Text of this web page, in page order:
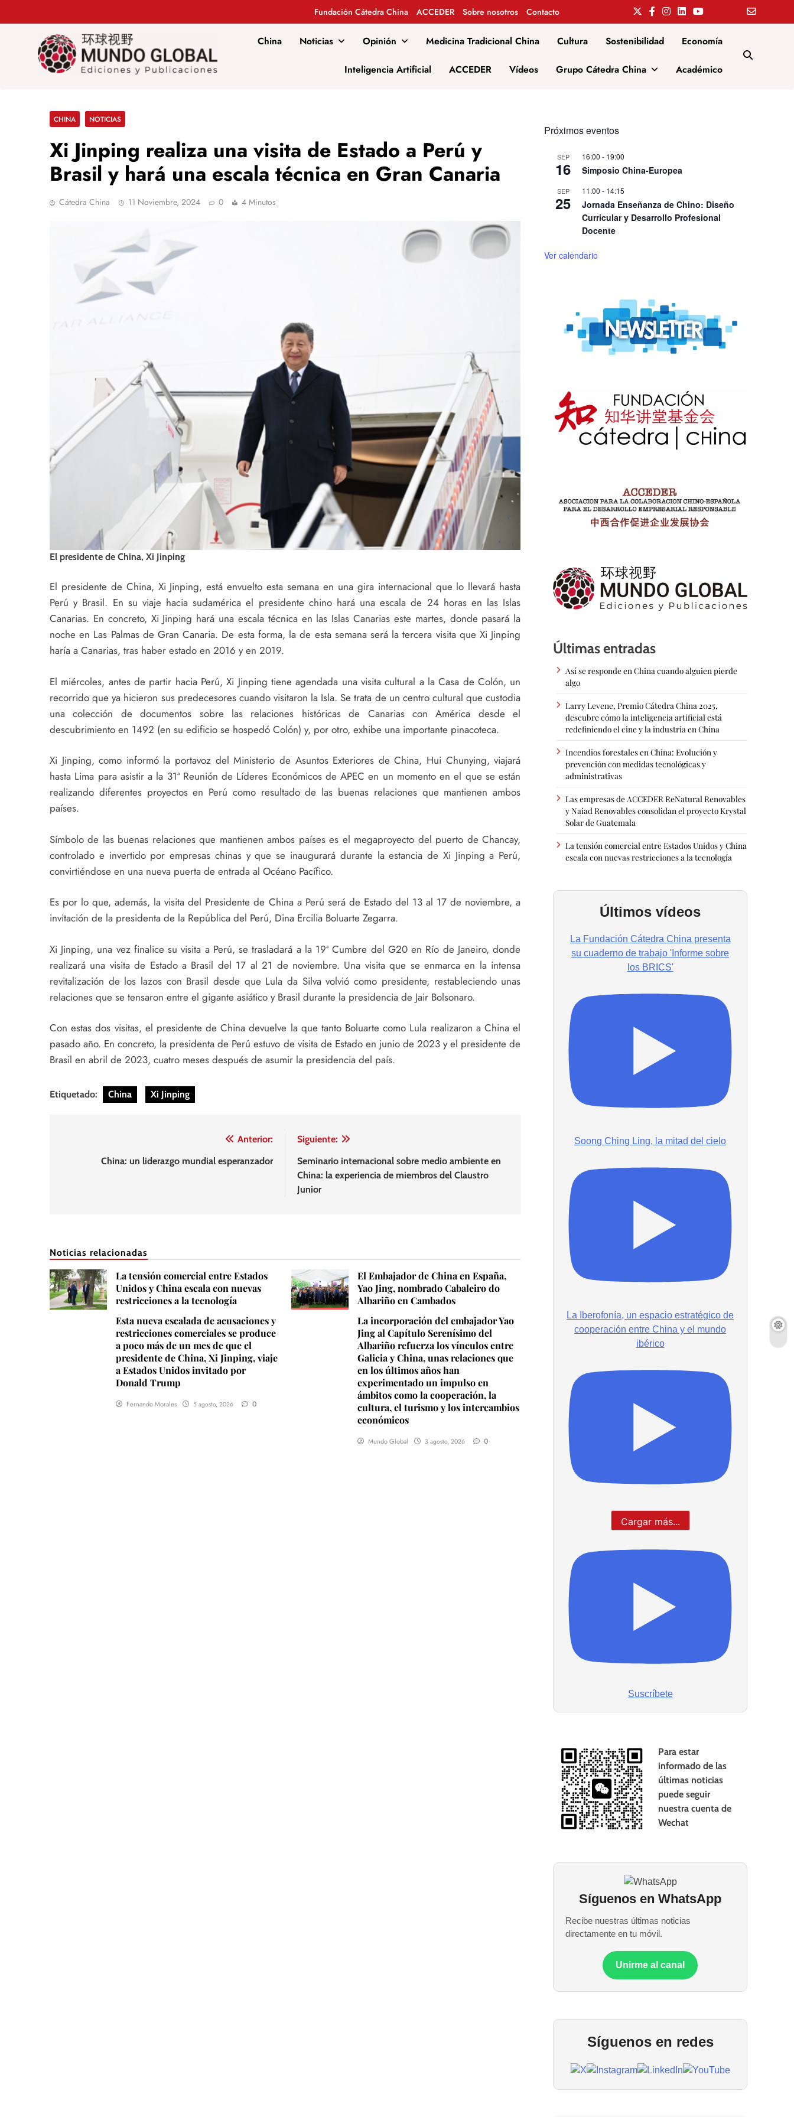
Fundación Cátedra China ACCEDER Sobre nosotros Contacto
Mundo Global
China Noticias Opinión Medicina Tradicional China Cultura Sostenibilidad Economía
Inteligencia Artificial ACCEDER Vídeos Grupo Cátedra China Académico
CHINA NOTICIAS
Xi Jinping realiza una visita de Estado a Perú y
Brasil y hará una escala técnica en Gran Canaria
Cátedra China 11 Noviembre, 2024 0 4 Minutos
El presidente de China, Xi Jinping
El presidente de China, Xi Jinping, está envuelto esta semana en una gira internacional que lo llevará hasta
Perú y Brasil. En su viaje hacia sudamérica el presidente chino hará una escala de 24 horas en las Islas
Canarias. En concreto, Xi Jinping hará una escala técnica en las Islas Canarias este martes, donde pasará la
noche en Las Palmas de Gran Canaria. De esta forma, la de esta semana será la tercera visita que Xi Jinping
haría a Canarias, tras haber estado en 2016 y en 2019.
El miércoles, antes de partir hacia Perú, Xi Jinping tiene agendada una visita cultural a la Casa de Colón, un
recorrido que ya hicieron sus predecesores cuando visitaron la Isla. Se trata de un centro cultural que custodia
una colección de documentos sobre las relaciones históricas de Canarias con América desde el
descubrimiento en 1492 (en su edificio se hospedó Colón) y, por otro, exhibe una importante pinacoteca.
Xi Jinping, como informó la portavoz del Ministerio de Asuntos Exteriores de China, Hui Chunying, viajará
hasta Lima para asistir a la 31ª Reunión de Líderes Económicos de APEC en un momento en el que se están
realizando diferentes proyectos en Perú como resultado de las buenas relaciones que mantienen ambos
países.
Símbolo de las buenas relaciones que mantienen ambos países es el megaproyecto del puerto de Chancay,
controlado e invertido por empresas chinas y que se inaugurará durante la estancia de Xi Jinping a Perú,
convirtiéndose en una nueva puerta de entrada al Océano Pacífico.
Es por lo que, además, la visita del Presidente de China a Perú será de Estado del 13 al 17 de noviembre, a
invitación de la presidenta de la República del Perú, Dina Ercilia Boluarte Zegarra.
Xi Jinping, una vez finalice su visita a Perú, se trasladará a la 19ª Cumbre del G20 en Río de Janeiro, donde
realizará una visita de Estado a Brasil del 17 al 21 de noviembre. Una visita que se enmarca en la intensa
revitalización de los lazos con Brasil desde que Lula da Silva volvió como presidente, restableciendo unas
relaciones que se tensaron entre el gigante asiático y Brasil durante la presidencia de Jair Bolsonaro.
Con estas dos visitas, el presidente de China devuelve la que tanto Boluarte como Lula realizaron a China el
pasado año. En concreto, la presidenta de Perú estuvo de visita de Estado en junio de 2023 y el presidente de
Brasil en abril de 2023, cuatro meses después de asumir la presidencia del país.
Etiquetado: China Xi Jinping
Anterior:
China: un liderazgo mundial esperanzador
Siguiente:
Seminario internacional sobre medio ambiente en
China: la experiencia de miembros del Claustro
Junior
Noticias relacionadas
La tensión comercial entre Estados
Unidos y China escala con nuevas
restricciones a la tecnología
Esta nueva escalada de acusaciones y
restricciones comerciales se produce
a poco más de un mes de que el
presidente de China, Xi Jinping, viaje
a Estados Unidos invitado por
Donald Trump
Fernando Morales 5 agosto, 2026 0
El Embajador de China en España,
Yao Jing, nombrado Cabaleiro do
Albariño en Cambados
La incorporación del embajador Yao
Jing al Capítulo Serenísimo del
Albariño refuerza los vínculos entre
Galicia y China, unas relaciones que
en los últimos años han
experimentado un impulso en
ámbitos como la cooperación, la
cultura, el turismo y los intercambios
económicos
Mundo Global 3 agosto, 2026 0
Próximos eventos
SEP
16
16:00 - 19:00
Simposio China-Europea
SEP
25
11:00 - 14:15
Jornada Enseñanza de Chino: Diseño
Curricular y Desarrollo Profesional
Docente
Ver calendario
Últimas entradas
Así se responde en China cuando alguien pierde
algo
Larry Levene, Premio Cátedra China 2025,
descubre cómo la inteligencia artificial está
redefiniendo el cine y la industria en China
Incendios forestales en China: Evolución y
prevención con medidas tecnológicas y
administrativas
Las empresas de ACCEDER ReNatural Renovables
y Naiad Renovables consolidan el proyecto Krystal
Solar de Guatemala
La tensión comercial entre Estados Unidos y China
escala con nuevas restricciones a la tecnología
Últimos vídeos
La Fundación Cátedra China presenta
su cuaderno de trabajo 'Informe sobre
los BRICS'
Soong Ching Ling, la mitad del cielo
La Iberofonía, un espacio estratégico de
cooperación entre China y el mundo
ibérico
Cargar más...
Suscríbete
Para estar
informado de las
últimas noticias
puede seguir
nuestra cuenta de
Wechat
Síguenos en WhatsApp
Recibe nuestras últimas noticias
directamente en tu móvil.
Unirme al canal
Síguenos en redes